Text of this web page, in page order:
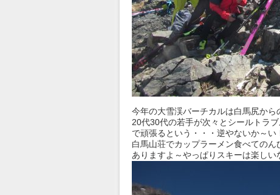
今年の大雪渓バーチカルは白馬尻か
20代30代の若手が次々とシールトラ
で頑張るという・・・逆やないか～い
白馬山荘でカップラーメン食べての
ありますよ～やっぱりスキーは楽しい